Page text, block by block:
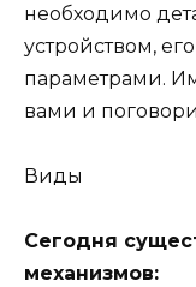
необходимо
устройством,
параметрами.
вами и
Виды
Сегодня
механизмов: